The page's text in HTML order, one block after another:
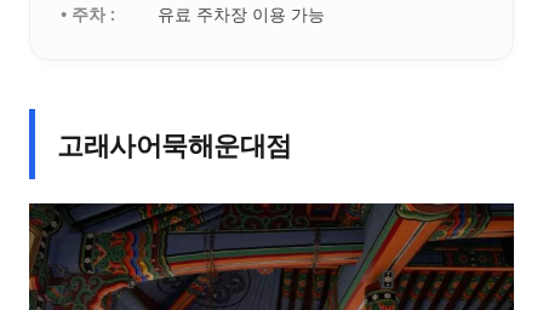
• 주차 :
유료 주차장 이용 가능
고래사어묵해운대점